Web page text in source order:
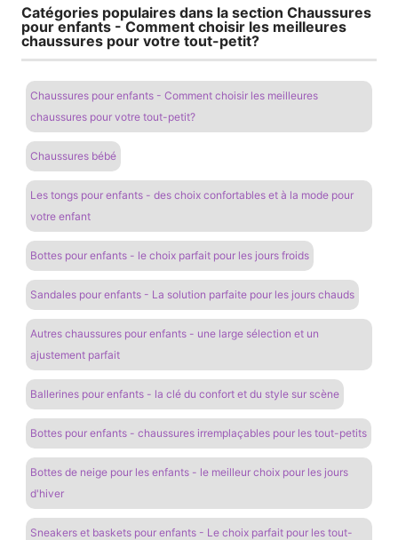
Catégories populaires dans la section Chaussures
pour enfants - Comment choisir les meilleures
chaussures pour votre tout-petit?
Chaussures pour enfants - Comment choisir les meilleures
chaussures pour votre tout-petit?
Chaussures bébé
Les tongs pour enfants - des choix confortables et à la mode pour
votre enfant
Bottes pour enfants - le choix parfait pour les jours froids
Sandales pour enfants - La solution parfaite pour les jours chauds
Autres chaussures pour enfants - une large sélection et un
ajustement parfait
Ballerines pour enfants - la clé du confort et du style sur scène
Bottes pour enfants - chaussures irremplaçables pour les tout-petits
Bottes de neige pour les enfants - le meilleur choix pour les jours
d'hiver
Sneakers et baskets pour enfants - Le choix parfait pour les tout-